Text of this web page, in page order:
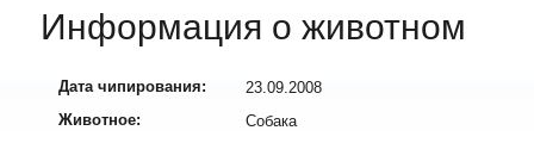
Информация о животном
Дата чипирования:
23.09.2008
Животное:
Собака